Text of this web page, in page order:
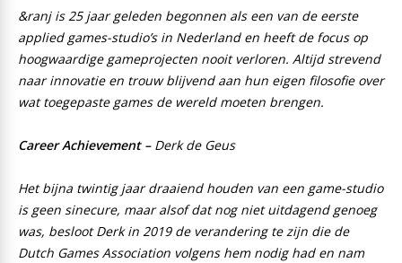
&ranj is 25 jaar geleden begonnen als een van de eerste
applied games-studio’s in Nederland en heeft de focus op
hoogwaardige gameprojecten nooit verloren. Altijd strevend
naar innovatie en trouw blijvend aan hun eigen filosofie over
wat toegepaste games de wereld moeten brengen.
Career Achievement – Derk de Geus
Het bijna twintig jaar draaiend houden van een game-studio
is geen sinecure, maar alsof dat nog niet uitdagend genoeg
was, besloot Derk in 2019 de verandering te zijn die de
Dutch Games Association volgens hem nodig had en nam